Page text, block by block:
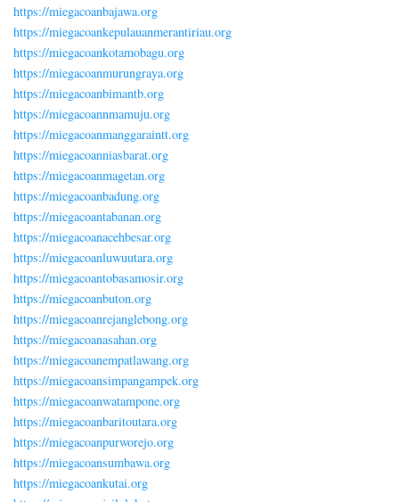
https://miegacoanbajawa.org
https://miegacoankepulauanmerantiriau.org
https://miegacoankotamobagu.org
https://miegacoanmurungraya.org
https://miegacoanbimantb.org
https://miegacoannmamuju.org
https://miegacoanmanggaraintt.org
https://miegacoanniasbarat.org
https://miegacoanmagetan.org
https://miegacoanbadung.org
https://miegacoantabanan.org
https://miegacoanacehbesar.org
https://miegacoanluwuutara.org
https://miegacoantobasamosir.org
https://miegacoanbuton.org
https://miegacoanrejanglebong.org
https://miegacoanasahan.org
https://miegacoanempatlawang.org
https://miegacoansimpangampek.org
https://miegacoanwatampone.org
https://miegacoanbaritoutara.org
https://miegacoanpurworejo.org
https://miegacoansumbawa.org
https://miegacoankutai.org